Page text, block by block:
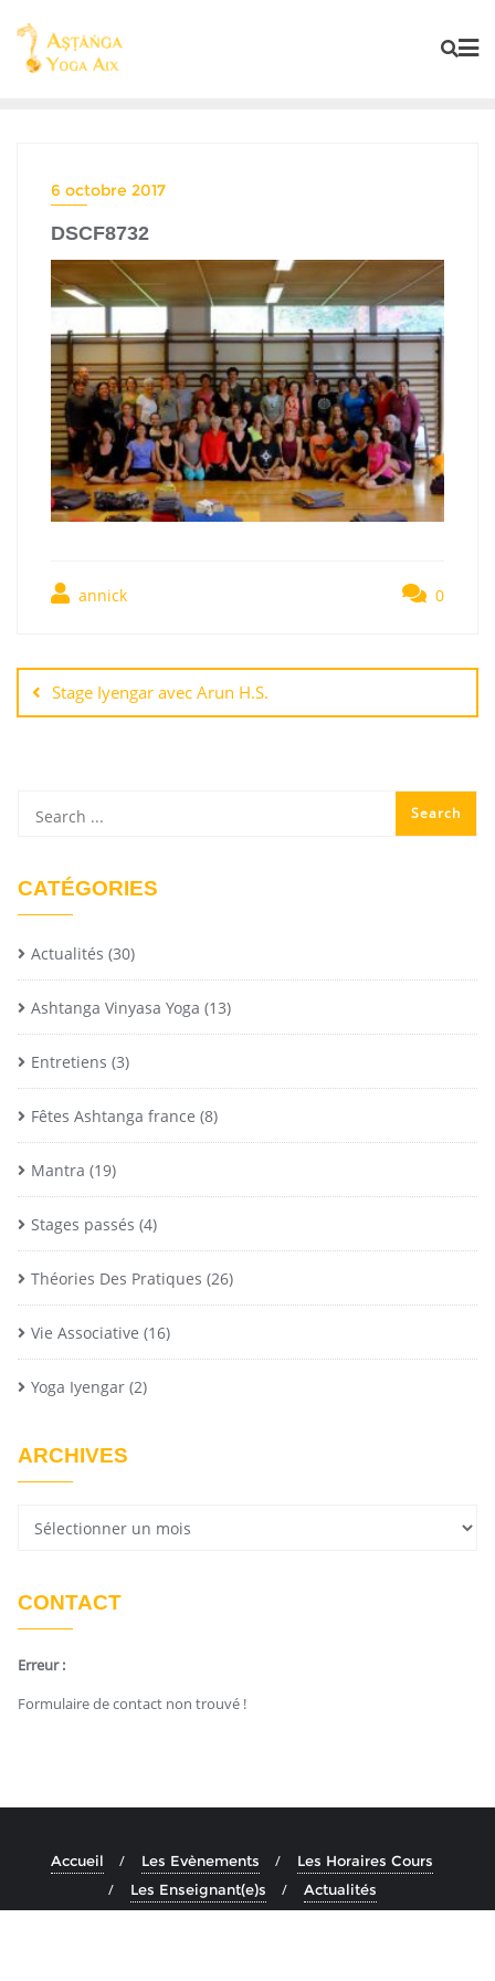
6 octobre 2017
DSCF8732
annick 0
Stage Iyengar avec Arun H.S.
CATÉGORIES
Actualités (30)
Ashtanga Vinyasa Yoga (13)
Entretiens (3)
Fêtes Ashtanga france (8)
Mantra (19)
Stages passés (4)
Théories Des Pratiques (26)
Vie Associative (16)
Yoga Iyengar (2)
ARCHIVES
CONTACT
Erreur :
Formulaire de contact non trouvé !
Accueil Les Evènements
Les Horaires Cours
Les Enseignant(e)s
Actualités